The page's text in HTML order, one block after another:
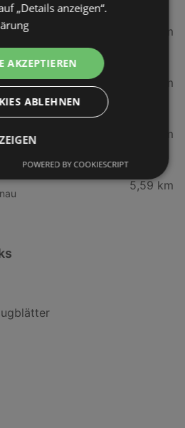
4,66 km
m.b.H.
5,27 km
5,3 km
5,59 km
„Details anzeigen“.
AKZEPTIEREN
ABLEHNEN
POWERED BY COOKIESCRIPT